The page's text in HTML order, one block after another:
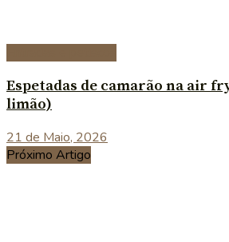
Espetadas de camarão na air
limão)
21 de Maio, 2026
Próximo Artigo